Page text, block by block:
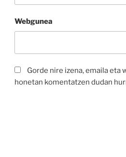
Webgunea
Gorde nire izena, emaila eta
honetan komentatzen dudan